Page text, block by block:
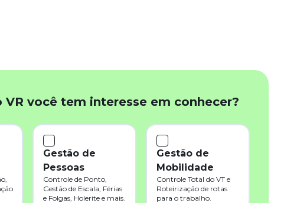
VR você tem interesse em conhecer?
Gestão de
Pessoas
Controle de Ponto,
Gestão de Escala, Férias
e Folgas, Holerite e mais.
Gestão de
Mobilidade
Controle Total do VT e
Roteirização de rotas
para o trabalho.